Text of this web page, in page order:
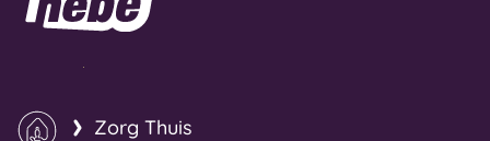
Zorg Thuis